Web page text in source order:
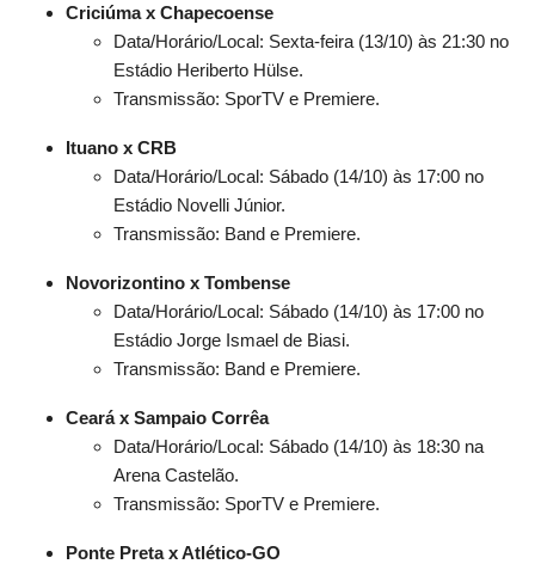
Criciúma x Chapecoense
Data/Horário/Local: Sexta-feira (13/10) às 21:30 no
Estádio Heriberto Hülse.
Transmissão: SporTV e Premiere.
Ituano x CRB
Data/Horário/Local: Sábado (14/10) às 17:00 no
Estádio Novelli Júnior.
Transmissão: Band e Premiere.
Novorizontino x Tombense
Data/Horário/Local: Sábado (14/10) às 17:00 no
Estádio Jorge Ismael de Biasi.
Transmissão: Band e Premiere.
Ceará x Sampaio Corrêa
Data/Horário/Local: Sábado (14/10) às 18:30 na
Arena Castelão.
Transmissão: SporTV e Premiere.
Ponte Preta x Atlético-GO